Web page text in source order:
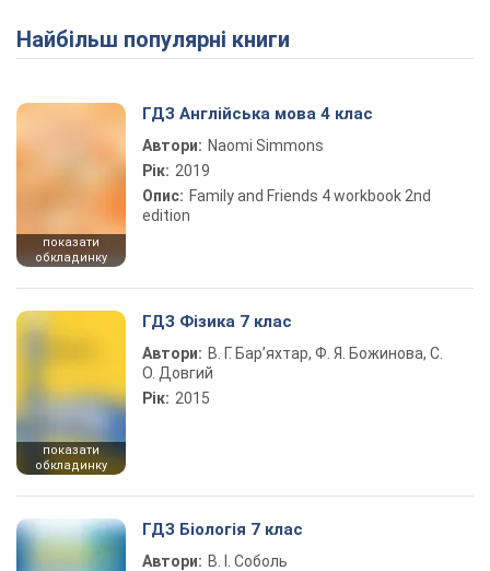
Найбільш популярні книги
показати
обкладинку
ГДЗ Англійська мова 4 клас
Автори: Naomi Simmons
Рік: 2019
Опис: Family and Friends 4 workbook 2nd
edition
показати
обкладинку
ГДЗ Фізика 7 клас
Автори: В. Г. Бар’яхтар, Ф. Я. Божинова, С.
О. Довгий
Рік: 2015
ГДЗ Біологія 7 клас
Автори: В. І. Соболь